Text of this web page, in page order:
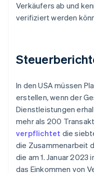
Verkäufers ab und
verifiziert werden
In den USA müssen
erstellen, wenn der
Dienstleistungen
mehr als 200
verpflichtet die
die Zusammenarbeit
die am 1. Januar
das Einkommen von